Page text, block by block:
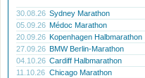
30.08.26 Sydney Marathon
05.09.26 Médoc Marathon
20.09.26 Kopenhagen Halbmarathon
27.09.26 BMW Berlin-Marathon
04.10.26 Cardiff Halbmarathon
11.10.26 Chicago Marathon